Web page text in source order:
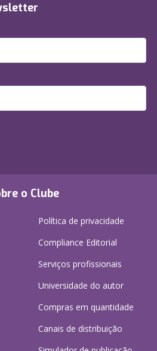
o Clube
Política de privacidade
Compliance Editorial
Serviços profissionais
Universidade do autor
Compras em quantidade
Canais de distribuição